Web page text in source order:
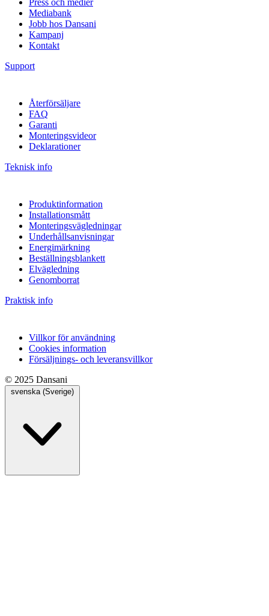
Mediabank
Jobb hos Dansani
Kampanj
Kontakt
Support
Återförsäljare
FAQ
Garanti
Monteringsvideor
Deklarationer
Teknisk info
Produktinformation
Installationsmått
Monteringsvägledningar
Underhållsanvisningar
Energimärkning
Beställningsblankett
Elvägledning
Genomborrat
Praktisk info
Villkor för användning
Cookies information
Försäljnings- och leveransvillkor
© 2025 Dansani
svenska (Sverige)